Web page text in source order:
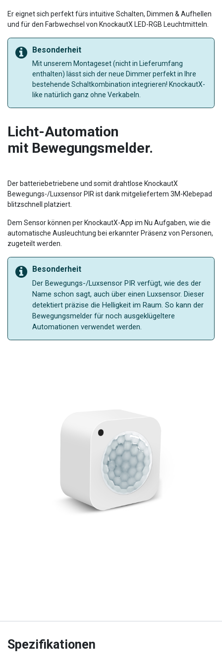
Er eignet sich perfekt fürs intuitive Schalten, Dimmen & Aufhellen
und für den Farbwechsel von KnockautX LED-RGB Leuchtmitteln.
Besonderheit
Mit unserem Montageset (nicht in Lieferumfang
enthalten) lässt sich der neue Dimmer perfekt in Ihre
bestehende Schaltkombination integrieren! KnockautX-
like natürlich ganz ohne Verkabeln.
Licht-Automation
mit Bewegungsmelder.
Der batteriebetriebene und somit drahtlose KnockautX
Bewegungs-/Luxsensor PIR ist dank mitgeliefertem 3M-Klebepad
blitzschnell platziert.
Dem Sensor können per KnockautX-App im Nu Aufgaben, wie die
automatische Ausleuchtung bei erkannter Präsenz von Personen,
zugeteilt werden.
Besonderheit
Der Bewegungs-/Luxsensor PIR verfügt, wie des der
Name schon sagt, auch über einen Luxsensor. Dieser
detektiert präzise die Helligkeit im Raum. So kann der
Bewegungsmelder für noch ausgeklügeltere
Automationen verwendet werden.
Spezifikationen